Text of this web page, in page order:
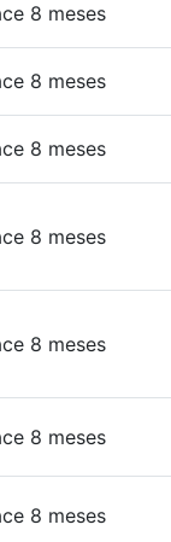
8 meses
8 meses
8 meses
8 meses
8 meses
8 meses
8 meses